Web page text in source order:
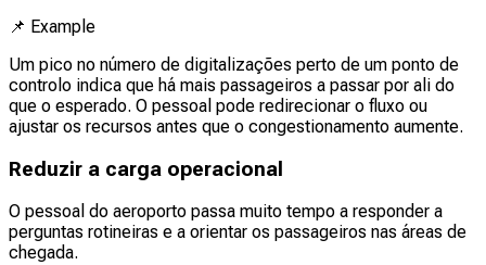
📌 Example
Um pico no número de digitalizações perto de um ponto de
controlo indica que há mais passageiros a passar por ali do
que o esperado. O pessoal pode redirecionar o fluxo ou
ajustar os recursos antes que o congestionamento aumente.
Reduzir a carga operacional
O pessoal do aeroporto passa muito tempo a responder a
perguntas rotineiras e a orientar os passageiros nas áreas de
chegada.